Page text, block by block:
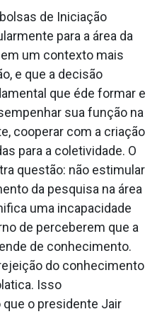
de Iniciação
para a área da
um contexto mais
e que a decisão
que éde formar e
sua função na
cooperar com a criação
para a coletividade. O
questão: não estimular
da pesquisa na área
uma incapacidade
de perceberem que a
de conhecimento.
do conhecimento
Isso
o presidente Jair